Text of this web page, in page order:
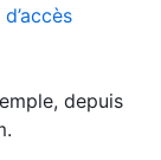
depuis